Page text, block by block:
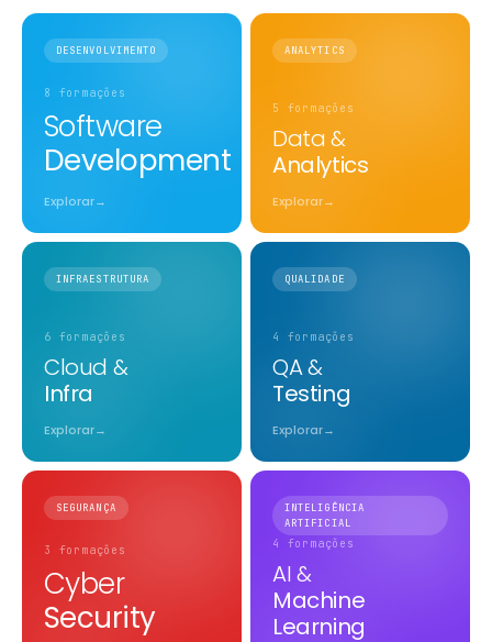
DESENVOLVIMENTO
8 formações
Software
Development
Explorar→
ANALYTICS
5 formações
Data &
Analytics
Explorar→
INFRAESTRUTURA
6 formações
Cloud &
Infra
Explorar→
QUALIDADE
4 formações
QA &
Testing
Explorar→
SEGURANÇA
3 formações
Cyber
Security
INTELIGÊNCIA
ARTIFICIAL
4 formações
AI &
Machine
Learning